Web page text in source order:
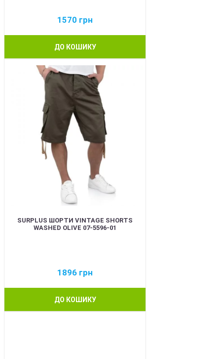
1570 грн
ДО КОШИКУ
SURPLUS ШОРТИ VINTAGE SHORTS
WASHED OLIVE 07-5596-01
1896 грн
ДО КОШИКУ